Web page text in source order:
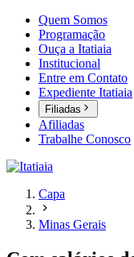
Quem Somos
Programação
Ouça a Itatiaia
Institucional
Entre em Contato
Expediente Itatiaia
Filiadas
Afiliadas
Trabalhe Conosco
Capa
Minas Gerais